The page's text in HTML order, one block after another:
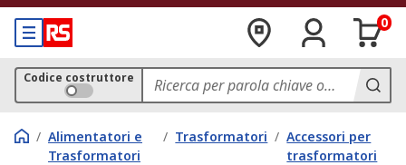
0
Codice costruttore
/ Alimentatori e
Trasformatori
/ Trasformatori / Accessori per
trasformatori